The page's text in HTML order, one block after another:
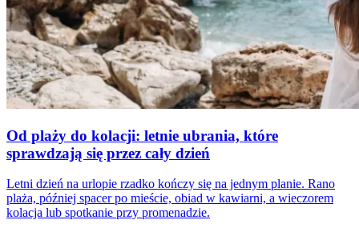
Od plaży do kolacji: letnie ubrania, które
sprawdzają się przez cały dzień
Letni dzień na urlopie rzadko kończy się na jednym planie. Rano
plaża, później spacer po mieście, obiad w kawiarni, a wieczorem
kolacja lub spotkanie przy promenadzie.